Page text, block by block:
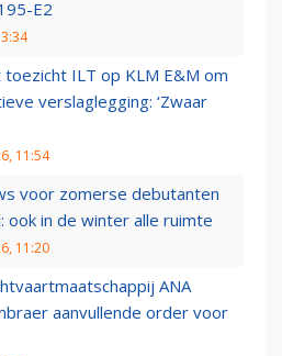
E2
ILT op KLM E&M om
verslaglegging: ‘Zwaar
11:54
voor zomerse debutanten
ook in de winter alle ruimte
11:20
ANA
aanvullende order voor